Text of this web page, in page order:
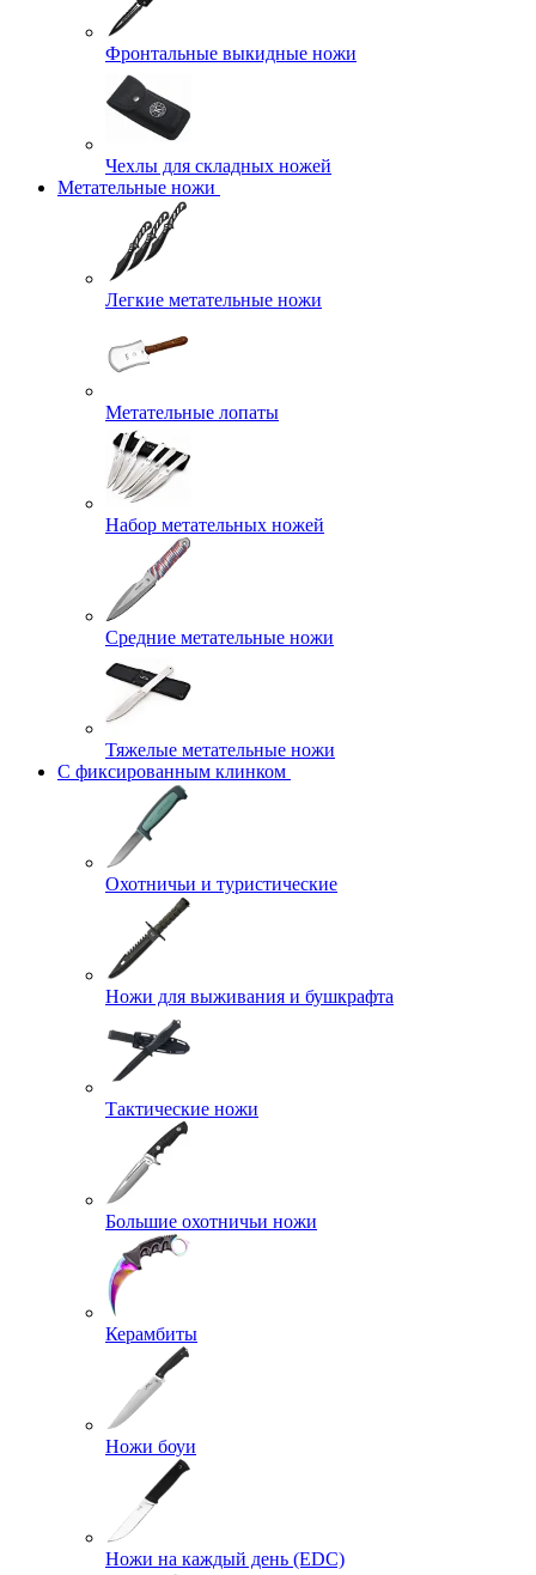
Фронтальные выкидные ножи
Чехлы для складных ножей
Метательные ножи
Легкие метательные ножи
Метательные лопаты
Набор метательных ножей
Средние метательные ножи
Тяжелые метательные ножи
С фиксированным клинком
Охотничьи и туристические
Ножи для выживания и бушкрафта
Тактические ножи
Большие охотничьи ножи
Керамбиты
Ножи боуи
Ножи на каждый день (EDC)